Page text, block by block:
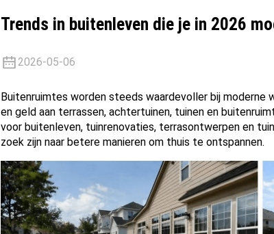
Trends in buitenleven die je in 2026
2026-05-06
Buitenruimtes worden steeds waardevoller bij moderne
en geld aan terrassen, achtertuinen, tuinen en
voor buitenleven, tuinrenovaties, terrasontwerpen en
zoek zijn naar betere manieren om thuis te ontspannen.